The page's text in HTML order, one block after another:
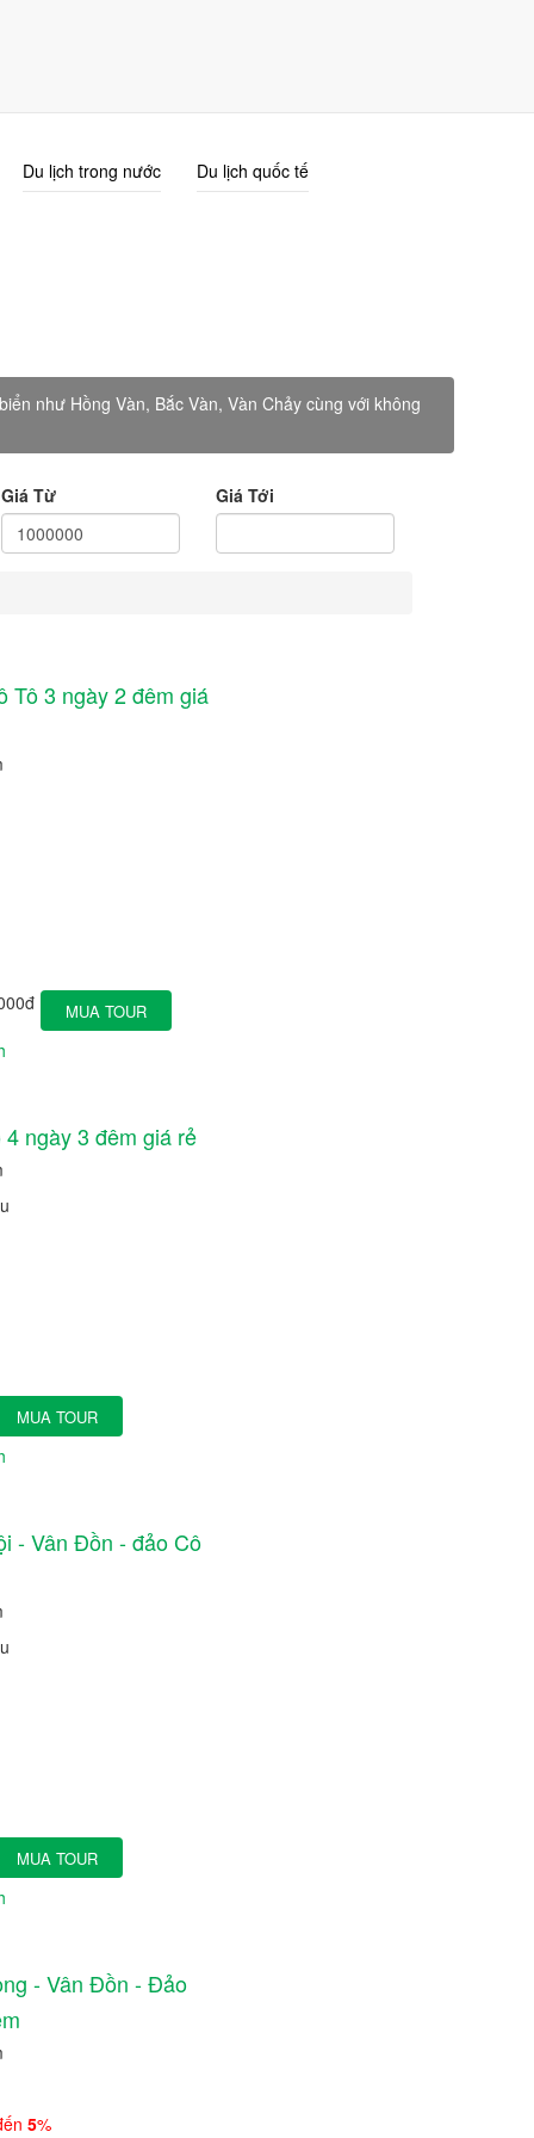
Du lịch trong nước Du lịch quốc tế
như Hồng Vàn, Bắc Vàn, Vàn Chảy cùng với không
Giá Từ Giá Tới
Tô 3 ngày 2 đêm giá
MUA TOUR
ngày 3 đêm giá rẻ
MUA TOUR
- Vân Đồn - đảo Cô
MUA TOUR
- Vân Đồn - Đảo
5%